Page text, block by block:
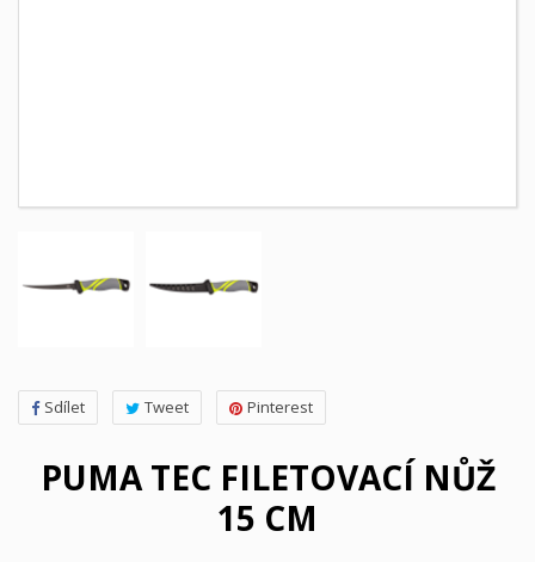
Sdílet Tweet Pinterest
PUMA TEC FILETOVACÍ NŮŽ
15 CM